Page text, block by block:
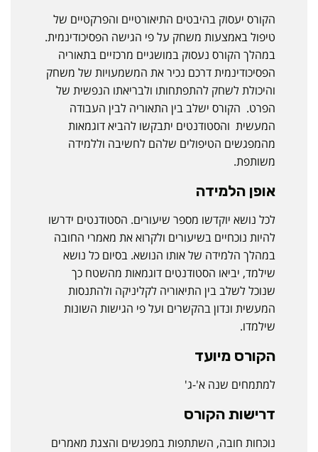
הקורס יעסוק בהיבטים התיאורטיים והפרקטיים של
טיפול באמצעות משחק על פי הגישה הפסיכודינמית.
במהלך הקורס נעסוק במושגיים מרכזיים בתאוריה
הפסיכודינמית דרכם נכיר את המשמעויות של משחק
והיכולת לשחק להתפתחותו ולבריאתו הנפשית של
הפרט. הקורס ישלב בין התאוריה לבין העבודה
המעשית והסטודנטים יתבקשו להביא דוגמאות
מהמפגשים הטיפולים שלהם לחשיבה וללמידה
משותפת.
אופן הלמידה
לכל נושא יוקדשו מספר שיעורים. הסטודנטים ידרשו
להיות נוכחיים בשיעורים ולקרוא את מאמרי החובה
במהלך הלמידה של אותו הנושא. בסיום כל נושא
שילמד, יביאו הסטודנטים דוגמאות מהשטח כך
שנוכל לשלב בין התיאוריה לקליניקה ולהתנסות
המעשית ונדון בהקשרים ועל פי הגישות השונות
שילמדו.
הקורס מיועד
למתמחים שנה א'-ג'
דרישות הקורס
נוכחות חובה, השתתפות במפגשים והצגת מאמרים